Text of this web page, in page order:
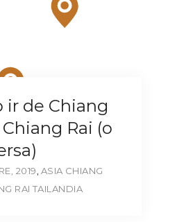
ir de Chiang
Rai (o
2019 ASIA CHIANG
RAI TAILANDIA